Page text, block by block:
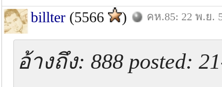
billter (5566 ) คห.85: 22 พ.ย.
อ้างถึง: 888 posted: